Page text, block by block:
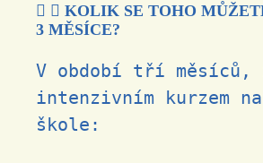
KOLIK SE TOHO
3 MĚSÍCE?
V období tří měsíců,
intenzivním kurzem
škole: